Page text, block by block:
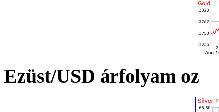
Ezüst/USD árfolyam oz